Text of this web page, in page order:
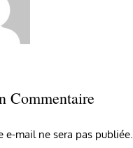
Commentaire
e-mail ne sera pas publiée.